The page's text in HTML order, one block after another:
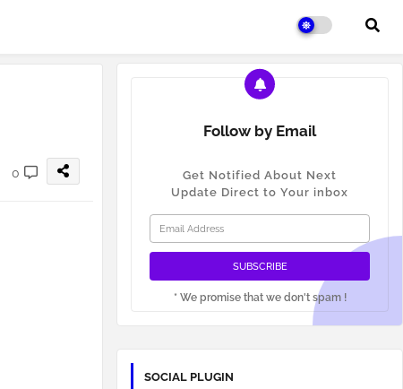
0
Follow by Email
Get Notified About Next
Update Direct to Your inbox
* We promise that we don't spam !
SOCIAL PLUGIN